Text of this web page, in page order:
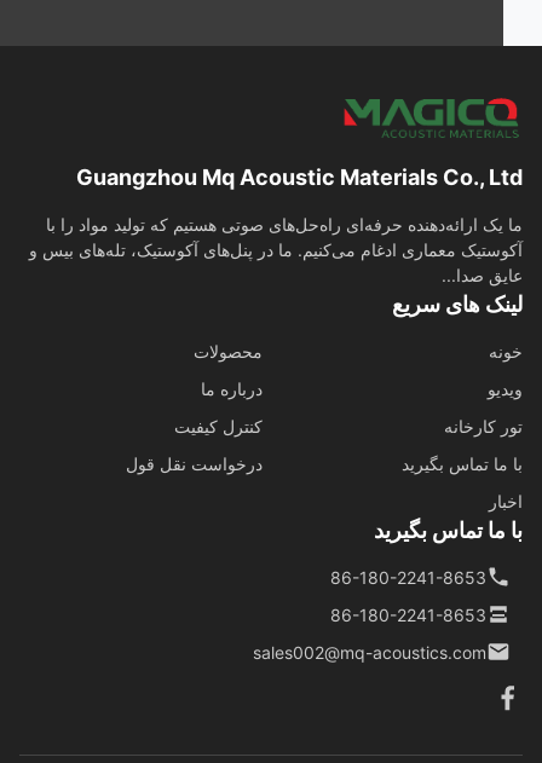
Guangzhou Mq Acoustic Materials Co.,
ارائه‌دهنده حرفه‌ای راه‌حل‌های صوتی هستیم که تولید مواد را با
معماری ادغام می‌کنیم. ما در پنل‌های آکوستیک، تله‌های بیس و
صدا...
های سریع
محصولات
درباره ما
کارخانه
کنترل کیفیت
تماس بگیرید
درخواست نقل قول
ما تماس بگیرید
86-180-2241-8653
86-180-2241-8653
sales002@mq-acoustics.com